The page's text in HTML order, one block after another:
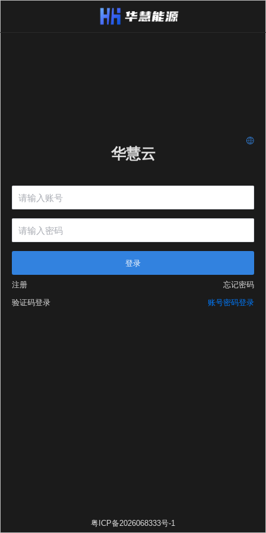
华慧云
登录
注册
忘记密码
验证码登录
账号密码登录
粤ICP备2026068333号-1